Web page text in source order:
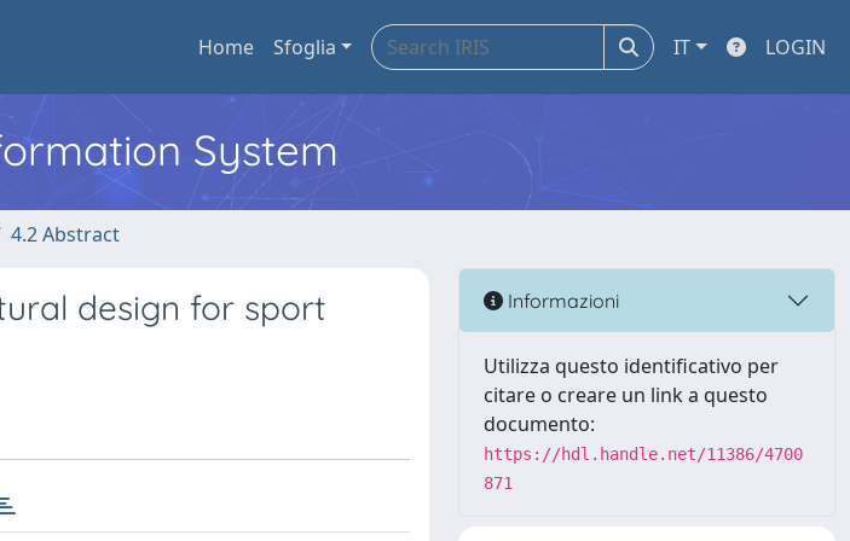
Home Sfoglia IT LOGIN
System
4.2 Abstract
design for sport
Informazioni
Utilizza questo identificativo per
citare o creare un link a questo
documento:
https://hdl.handle.net/11386/4700
871